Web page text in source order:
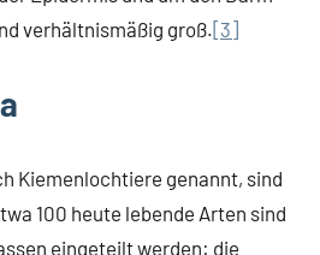
verhältnismäßig groß.[3]
Kiemenlochtiere genannt, sind
100 heute lebende Arten sind
eingeteilt werden: die